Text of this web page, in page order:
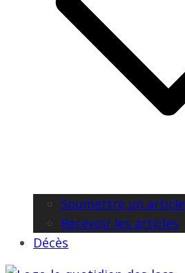
Soumettre un article
Recevoir les articles
Décès